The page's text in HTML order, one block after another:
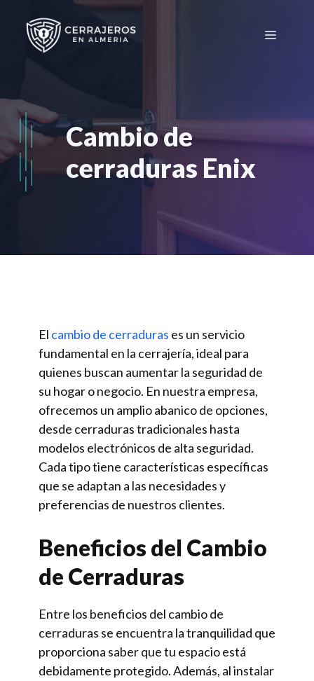
contenido
Menú
Cambio de
cerraduras Enix
El cambio de cerraduras es un servicio
fundamental en la cerrajería, ideal para
quienes buscan aumentar la seguridad de
su hogar o negocio. En nuestra empresa,
ofrecemos un amplio abanico de opciones,
desde cerraduras tradicionales hasta
modelos electrónicos de alta seguridad.
Cada tipo tiene características específicas
que se adaptan a las necesidades y
preferencias de nuestros clientes.
Beneficios del Cambio
de Cerraduras
Entre los beneficios del cambio de
cerraduras se encuentra la tranquilidad que
proporciona saber que tu espacio está
debidamente protegido. Además, al instalar